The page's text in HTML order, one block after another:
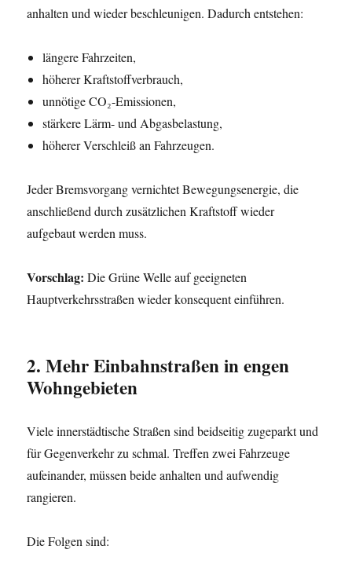
anhalten und wieder beschleunigen. Dadurch entstehen:
längere Fahrzeiten,
höherer Kraftstoffverbrauch,
unnötige CO₂-Emissionen,
stärkere Lärm- und Abgasbelastung,
höherer Verschleiß an Fahrzeugen.
Jeder Bremsvorgang vernichtet Bewegungsenergie, die
anschließend durch zusätzlichen Kraftstoff wieder
aufgebaut werden muss.
Vorschlag: Die Grüne Welle auf geeigneten
Hauptverkehrsstraßen wieder konsequent einführen.
2. Mehr Einbahnstraßen in engen
Wohngebieten
Viele innerstädtische Straßen sind beidseitig zugeparkt und
für Gegenverkehr zu schmal. Treffen zwei Fahrzeuge
aufeinander, müssen beide anhalten und aufwendig
rangieren.
Die Folgen sind: